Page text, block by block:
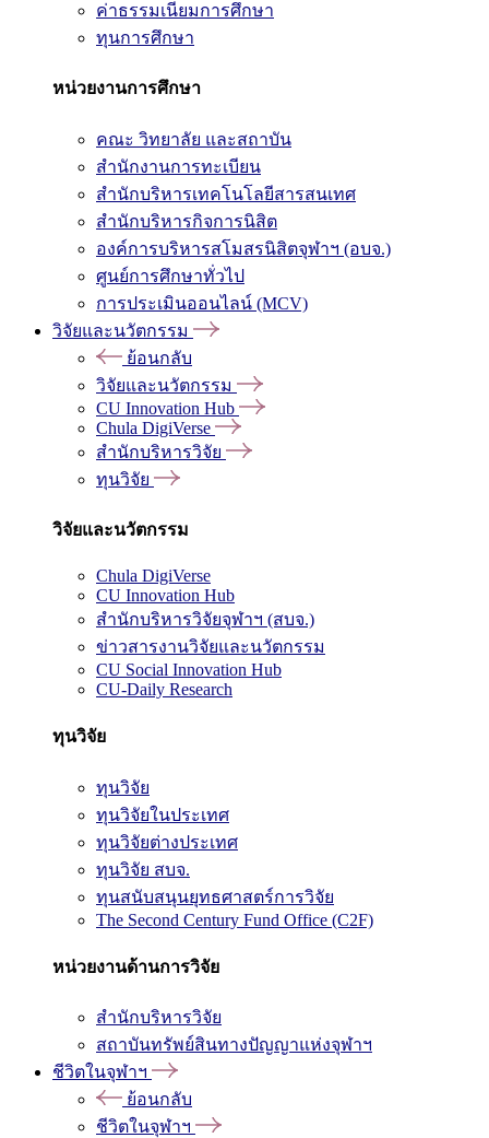
ค่าธรรมเนียมการศึกษา
ทุนการศึกษา
หน่วยงานการศึกษา
คณะ วิทยาลัย และสถาบัน
สำนักงานการทะเบียน
สำนักบริหารเทคโนโลยีสารสนเทศ
สำนักบริหารกิจการนิสิต
องค์การบริหารสโมสรนิสิตจุฬาฯ (อบจ.)
ศูนย์การศึกษาทั่วไป
การประเมินออนไลน์ (MCV)
วิจัยและนวัตกรรม
ย้อนกลับ
วิจัยและนวัตกรรม
CU Innovation Hub
Chula DigiVerse
สำนักบริหารวิจัย
ทุนวิจัย
วิจัยและนวัตกรรม
Chula DigiVerse
CU Innovation Hub
สำนักบริหารวิจัยจุฬาฯ (สบจ.)
ข่าวสารงานวิจัยและนวัตกรรม
CU Social Innovation Hub
CU-Daily Research
ทุนวิจัย
ทุนวิจัย
ทุนวิจัยในประเทศ
ทุนวิจัยต่างประเทศ
ทุนวิจัย สบจ.
ทุนสนับสนุนยุทธศาสตร์การวิจัย
The Second Century Fund Office (C2F)
หน่วยงานด้านการวิจัย
สำนักบริหารวิจัย
สถาบันทรัพย์สินทางปัญญาแห่งจุฬาฯ
ชีวิตในจุฬาฯ
ย้อนกลับ
ชีวิตในจุฬาฯ